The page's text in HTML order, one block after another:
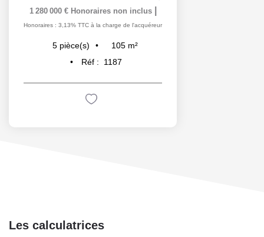
1 280 000 € Honoraires non inclus
Honoraires : 3,13% TTC à la charge de l'acquéreur
5 pièce(s) 105 m²
Réf :
1187
Les calculatrices